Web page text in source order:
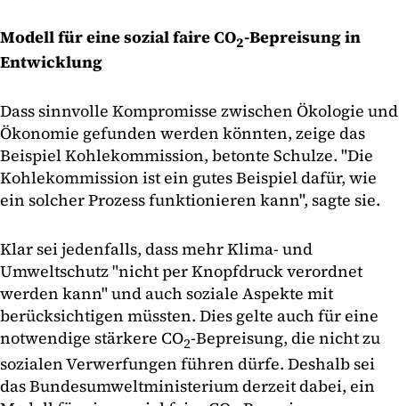
Modell für eine sozial faire CO2-Bepreisung in
Entwicklung
Dass sinnvolle Kompromisse zwischen Ökologie und
Ökonomie gefunden werden könnten, zeige das
Beispiel Kohlekommission, betonte Schulze. "Die
Kohlekommission ist ein gutes Beispiel dafür, wie
ein solcher Prozess funktionieren kann", sagte sie.
Klar sei jedenfalls, dass mehr Klima- und
Umweltschutz "nicht per Knopfdruck verordnet
werden kann" und auch soziale Aspekte mit
berücksichtigen müssten. Dies gelte auch für eine
notwendige stärkere CO2-Bepreisung, die nicht zu
sozialen Verwerfungen führen dürfe. Deshalb sei
das Bundesumweltministerium derzeit dabei, ein